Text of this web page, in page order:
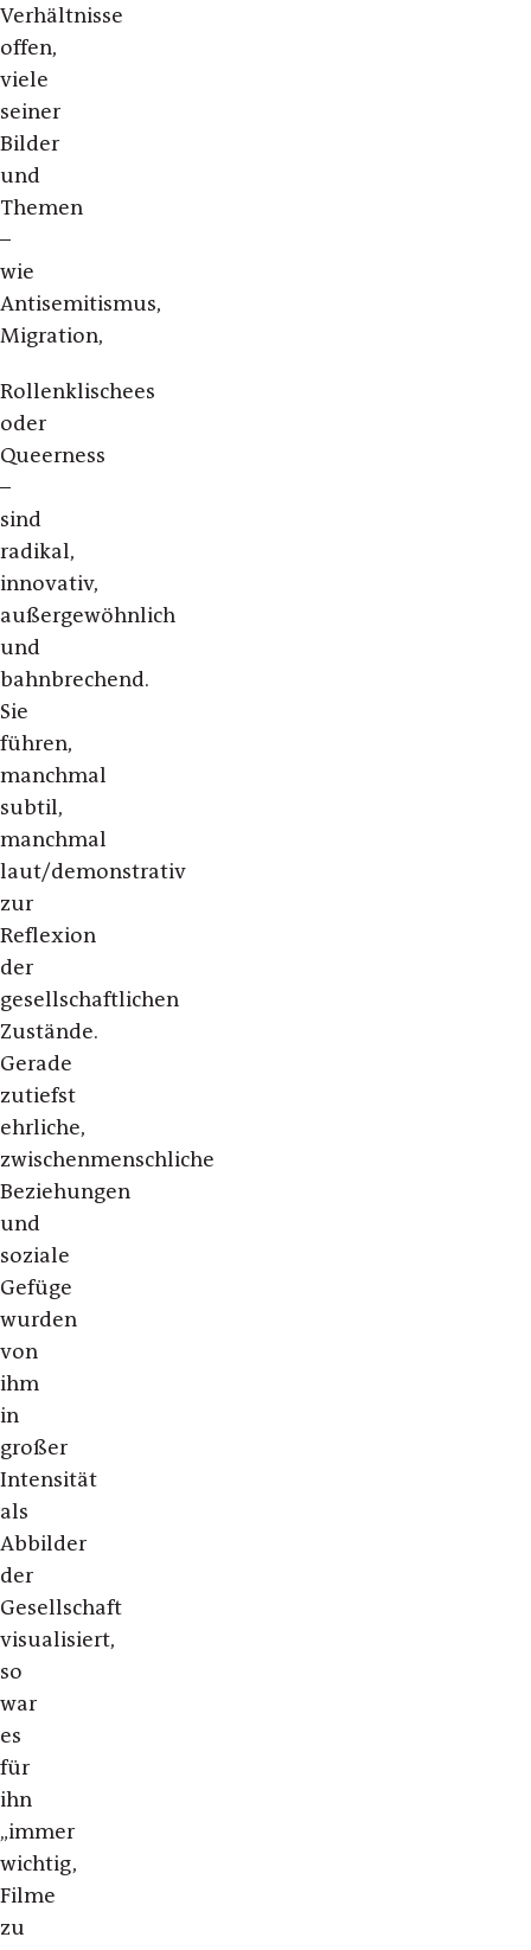
Verhältnisse
offen,
viele
seiner
Bilder
und
Themen
–
wie
Antisemitismus,
Migration,
Rollenklischees
oder
Queerness
–
sind
radikal,
innovativ,
außergewöhnlich
und
bahnbrechend.
Sie
führen,
manchmal
subtil,
manchmal
laut/demonstrativ
zur
Reflexion
der
gesellschaftlichen
Zustände.
Gerade
zutiefst
ehrliche,
zwischenmenschliche
Beziehungen
und
soziale
Gefüge
wurden
von
ihm
in
großer
Intensität
als
Abbilder
der
Gesellschaft
visualisiert,
so
war
es
für
ihn
„immer
wichtig,
Filme
zu